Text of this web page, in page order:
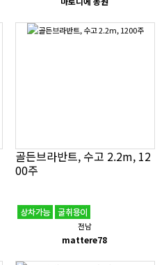
골든브라반트, 수고 2.2m, 12
00주
전남
mattere78